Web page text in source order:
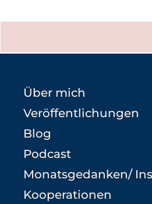
Über mich
Veröffentlichungen
Blog
Podcast
Monatsgedanken/
Kooperationen